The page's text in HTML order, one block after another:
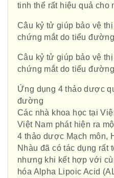
tinh thể rất hiệu quả
Câu kỷ tử giúp bảo vệ
chứng mắt do tiểu đường
Câu kỷ tử giúp bảo vệ
chứng mắt do tiểu đường
Ứng dụng 4 thảo dược
đường
Các nhà khoa học tại
Việt Nam phát hiện ra
4 thảo dược Mạch môn,
Nhàu đã có tác dụng rất
nhưng khi kết hợp với
hóa Alpha Lipoic Acid
Hội Đông Y